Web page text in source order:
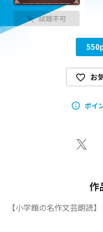
試聴不可
550
お
ポイ
作
【小学館の名作文芸朗読】